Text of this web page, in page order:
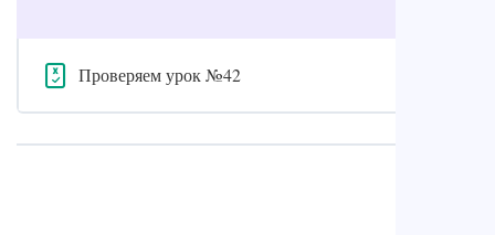
Проверяем урок №42